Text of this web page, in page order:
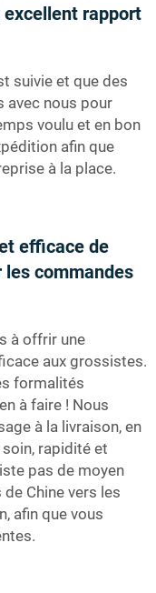
excellent rapport
suivie et que des
avec nous pour
voulu et en bon
afin que
à la place.
efficace de
les commandes
à offrir une
aux grossistes.
formalités
à faire ! Nous
à la livraison, en
rapidité et
pas de moyen
Chine vers les
afin que vous